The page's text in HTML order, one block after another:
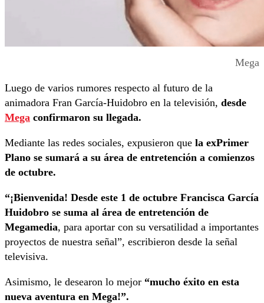
Mega
Luego de varios rumores respecto al futuro de la
animadora Fran García-Huidobro en la televisión, desde
Mega confirmaron su llegada.
Mediante las redes sociales, expusieron que la exPrimer
Plano se sumará a su área de entretención a comienzos
de octubre.
“¡Bienvenida! Desde este 1 de octubre Francisca García
Huidobro se suma al área de entretención de
Megamedia, para aportar con su versatilidad a importantes
proyectos de nuestra señal”, escribieron desde la señal
televisiva.
Asimismo, le desearon lo mejor “mucho éxito en esta
nueva aventura en Mega!”.